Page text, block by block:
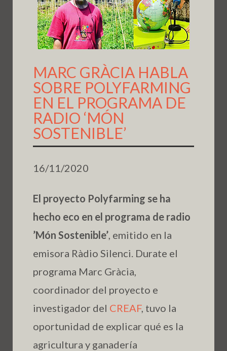
MARC GRÀCIA HABLA
SOBRE POLYFARMING
EN EL PROGRAMA DE
RADIO ‘MÓN
SOSTENIBLE’
16/11/2020
El proyecto Polyfarming se ha
hecho eco en el programa de radio
’Món Sostenible’, emitido en la
emisora Ràdio Silenci. Durate el
programa Marc Gràcia,
coordinador del proyecto e
investigador del CREAF, tuvo la
oportunidad de explicar qué es la
agricultura y ganadería